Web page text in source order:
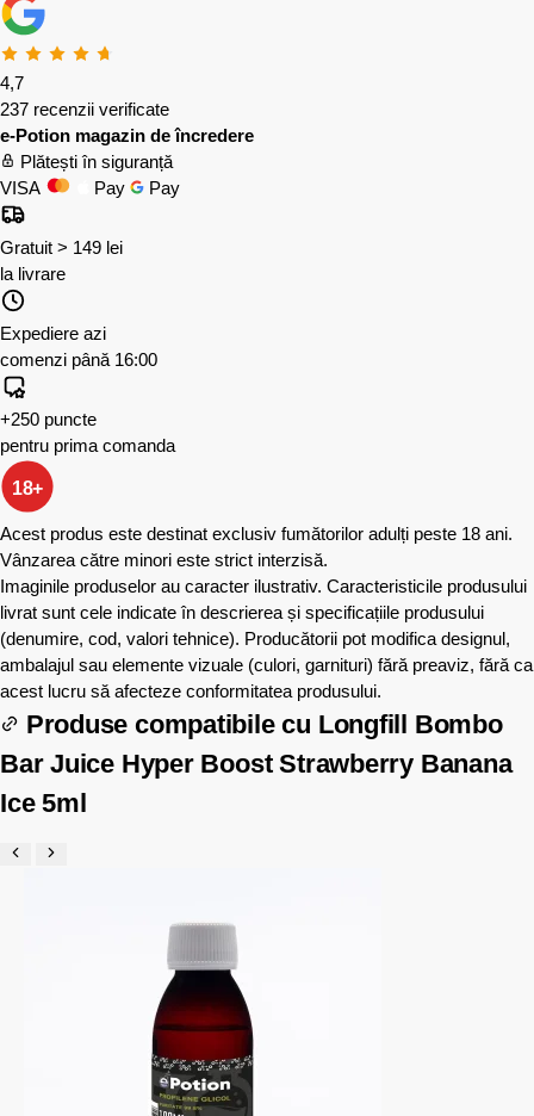
4,7
237 recenzii verificate
e-Potion magazin de încredere
Plătești în siguranță
VISA
Pay Pay
Gratuit > 149 lei
la livrare
Expediere azi
comenzi până 16:00
+250 puncte
pentru prima comanda
18+
Acest produs este destinat exclusiv fumătorilor adulți peste 18 ani.
Vânzarea către minori este strict interzisă.
Imaginile produselor au caracter ilustrativ. Caracteristicile produsului
livrat sunt cele indicate în descrierea și specificațiile produsului
(denumire, cod, valori tehnice). Producătorii pot modifica designul,
ambalajul sau elemente vizuale (culori, garnituri) fără preaviz, fără ca
acest lucru să afecteze conformitatea produsului.
Produse compatibile cu Longfill Bombo
Bar Juice Hyper Boost Strawberry Banana
Ice 5ml